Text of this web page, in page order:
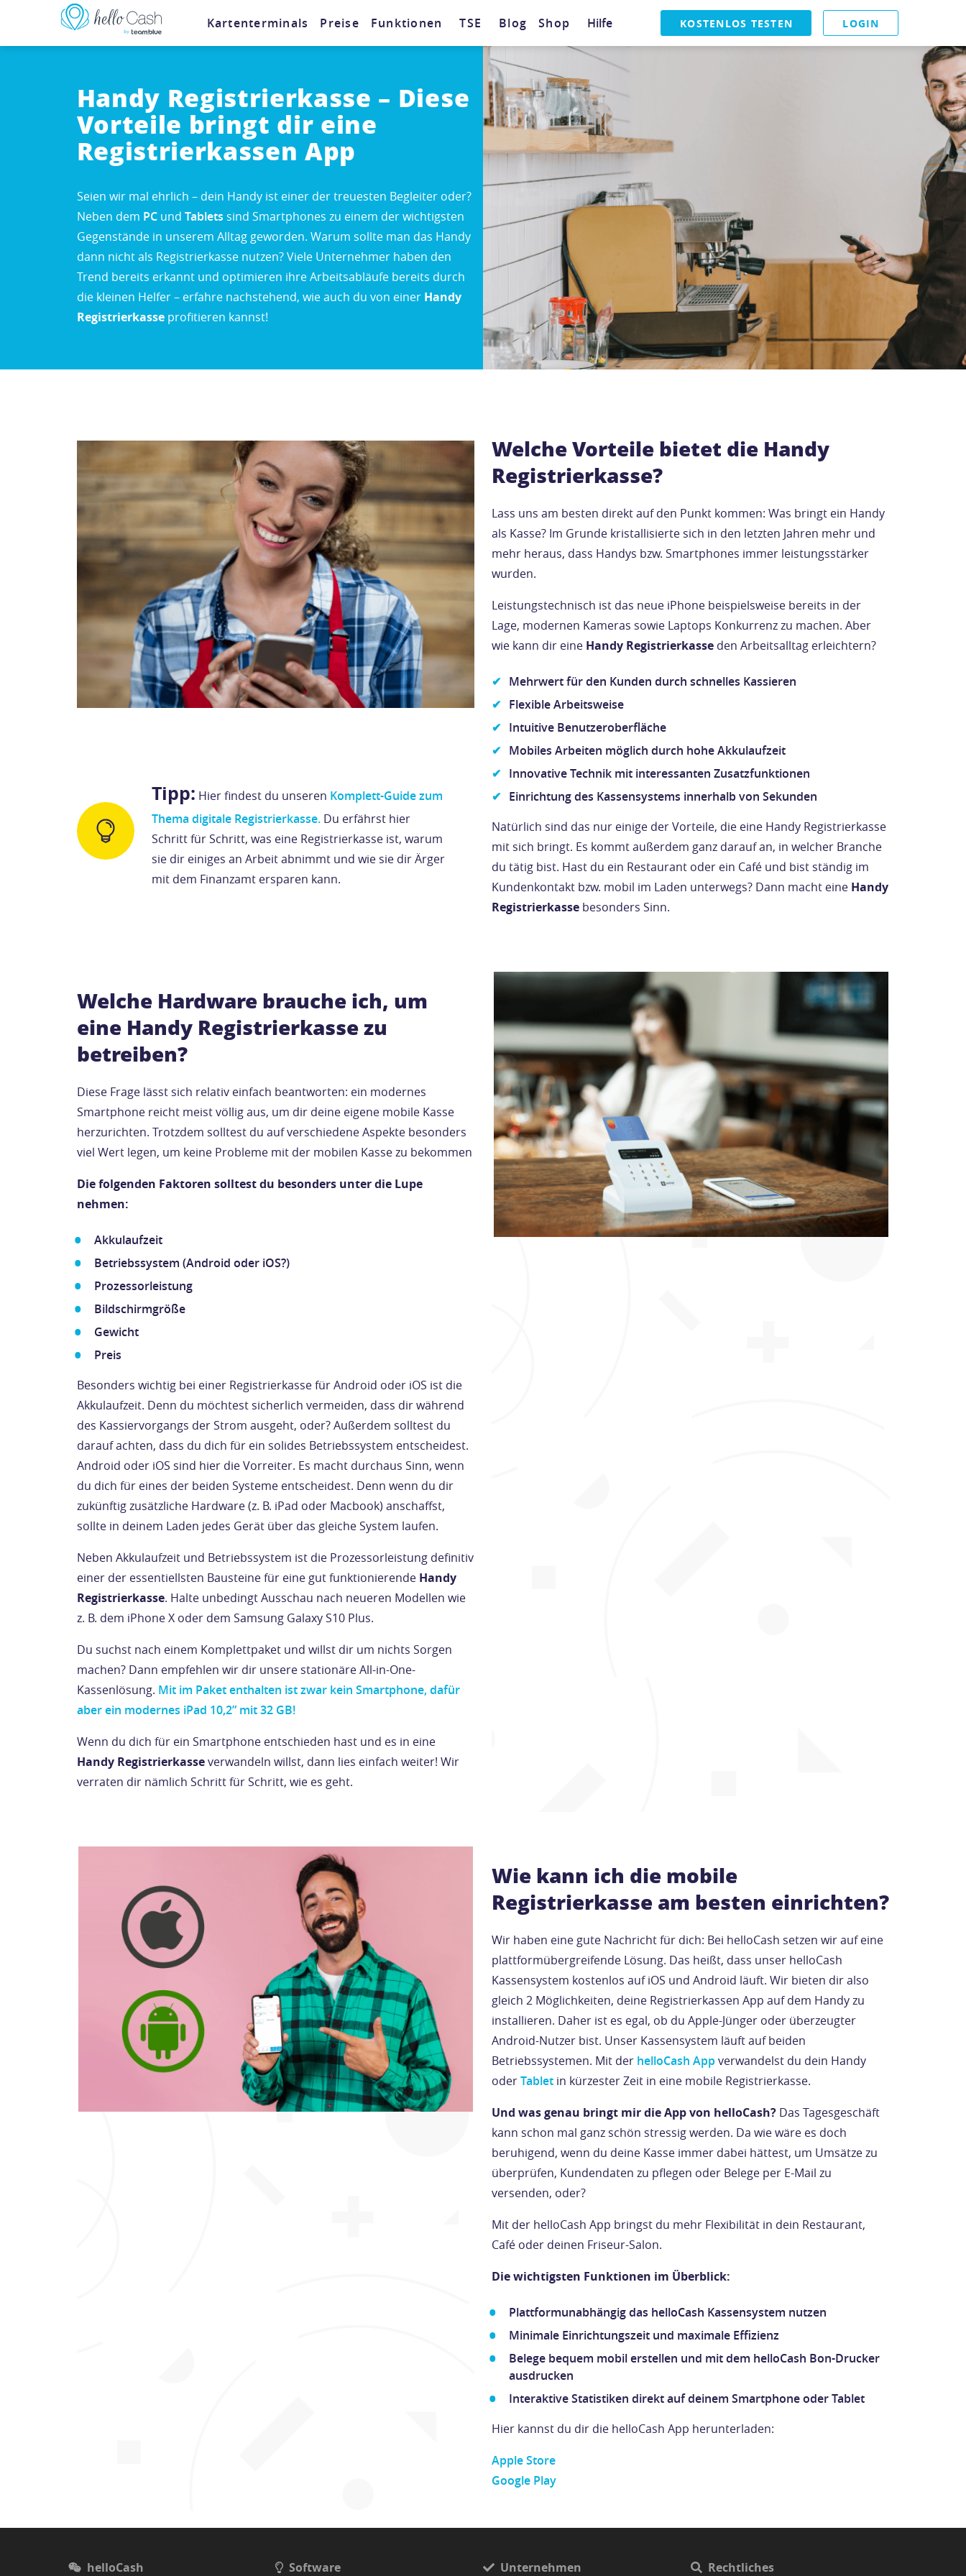
Kartenterminals Preise Funktionen TSE Blog Shop Hilfe KOSTENLOS TESTEN LOGIN
Handy Registrierkasse – Diese
Vorteile bringt dir eine
Registrierkassen App
Seien wir mal ehrlich – dein Handy ist einer der treuesten Begleiter oder?
Neben dem PC und Tablets sind Smartphones zu einem der wichtigsten
Gegenstände in unserem Alltag geworden. Warum sollte man das Handy
dann nicht als Registrierkasse nutzen? Viele Unternehmer haben den
Trend bereits erkannt und optimieren ihre Arbeitsabläufe bereits durch
die kleinen Helfer – erfahre nachstehend, wie auch du von einer Handy
Registrierkasseprofitieren kannst!
Tipp: Hier findest du unseren Komplett-Guide zum
Thema digitale Registrierkasse. Du erfährst hier
Schritt für Schritt, was eine Registrierkasse ist, warum
sie dir einiges an Arbeit abnimmt und wie sie dir Ärger
mit dem Finanzamt ersparen kann.
Welche Vorteile bietet die Handy
Registrierkasse?
Lass uns am besten direkt auf den Punkt kommen: Was bringt ein Handy
als Kasse? Im Grunde kristallisierte sich in den letzten Jahren mehr und
mehr heraus, dass Handys bzw. Smartphones immer leistungsstärker
wurden.
Leistungstechnisch ist das neue iPhone beispielsweise bereits in der
Lage, modernen Kameras sowie Laptops Konkurrenz zu machen. Aber
wie kann dir eine Handy Registrierkasse den Arbeitsalltag erleichtern?
Mehrwert für den Kunden durch schnelles Kassieren
Flexible Arbeitsweise
Intuitive Benutzeroberfläche
Mobiles Arbeiten möglich durch hohe Akkulaufzeit
Innovative Technik mit interessanten Zusatzfunktionen
Einrichtung des Kassensystems innerhalb von Sekunden
Natürlich sind das nur einige der Vorteile, die eine Handy Registrierkasse
mit sich bringt. Es kommt außerdem ganz darauf an, in welcher Branche
du tätig bist. Hast du ein Restaurant oder ein Café und bist ständig im
Kundenkontakt bzw. mobil im Laden unterwegs? Dann macht eine Handy
Registrierkasse besonders Sinn.
Welche Hardware brauche ich, um
eine Handy Registrierkasse zu
betreiben?
Diese Frage lässt sich relativ einfach beantworten: ein modernes
Smartphone reicht meist völlig aus, um dir deine eigene mobile Kasse
herzurichten. Trotzdem solltest du auf verschiedene Aspekte besonders
viel Wert legen, um keine Probleme mit der mobilen Kasse zu bekommen
Die folgenden Faktoren solltest du besonders unter die Lupe
nehmen:
Akkulaufzeit
Betriebssystem (Android oder iOS?)
Prozessorleistung
Bildschirmgröße
Gewicht
Preis
Besonders wichtig bei einer Registrierkasse für Android oder iOS ist die
Akkulaufzeit. Denn du möchtest sicherlich vermeiden, dass dir während
des Kassiervorgangs der Strom ausgeht, oder? Außerdem solltest du
darauf achten, dass du dich für ein solides Betriebssystem entscheidest.
Android oder iOS sind hier die Vorreiter. Es macht durchaus Sinn, wenn
du dich für eines der beiden Systeme entscheidest. Denn wenn du dir
zukünftig zusätzliche Hardware (z. B. iPad oder Macbook) anschaffst,
sollte in deinem Laden jedes Gerät über das gleiche System laufen.
Neben Akkulaufzeit und Betriebssystem ist die Prozessorleistung definitiv
einer der essentiellsten Bausteine für eine gut funktionierende Handy
Registrierkasse. Halte unbedingt Ausschau nach neueren Modellen wie
z. B. dem iPhone X oder dem Samsung Galaxy S10 Plus.
Du suchst nach einem Komplettpaket und willst dir um nichts Sorgen
machen? Dann empfehlen wir dir unsere stationäre All-in-One-
Kassenlösung. Mit im Paket enthalten ist zwar kein Smartphone, dafür
aber ein modernes iPad 10,2” mit 32 GB!
Wenn du dich für ein Smartphone entschieden hast und es in eine
Handy Registrierkasseverwandeln willst, dann lies einfach weiter! Wir
verraten dir nämlich Schritt für Schritt, wie es geht.
Wie kann ich die mobile
Registrierkasse am besten einrichten?
Wir haben eine gute Nachricht für dich: Bei helloCash setzen wir auf eine
plattformübergreifende Lösung. Das heißt, dass unser helloCash
Kassensystem kostenlos auf iOS und Android läuft. Wir bieten dir also
gleich 2 Möglichkeiten, deine Registrierkassen App auf dem Handy zu
installieren. Daher ist es egal, ob du Apple-Jünger oder überzeugter
Android-Nutzer bist. Unser Kassensystem läuft auf beiden
Betriebssystemen. Mit der helloCash Appverwandelst du dein Handy
oderTablet in kürzester Zeit in eine mobile Registrierkasse.
Und was genau bringt mir die App von helloCash? Das Tagesgeschäft
kann schon mal ganz schön stressig werden. Da wie wäre es doch
beruhigend, wenn du deine Kasse immer dabei hättest, um Umsätze zu
überprüfen, Kundendaten zu pflegen oder Belege per E-Mail zu
versenden, oder?
Mit der helloCash App bringst du mehr Flexibilität in dein Restaurant,
Café oder deinen Friseur-Salon.
Die wichtigsten Funktionen im Überblick:
Plattformunabhängig das helloCash Kassensystem nutzen
Minimale Einrichtungszeit und maximale Effizienz
Belege bequem mobil erstellen und mit dem helloCash Bon-Drucker
ausdrucken
Interaktive Statistiken direkt auf deinem Smartphone oder Tablet
Hier kannst du dir die helloCash App herunterladen:
Apple Store
Google Play
helloCash Software Unternehmen Rechtliches